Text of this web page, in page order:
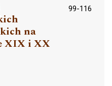
na
XIX i XX
99-116